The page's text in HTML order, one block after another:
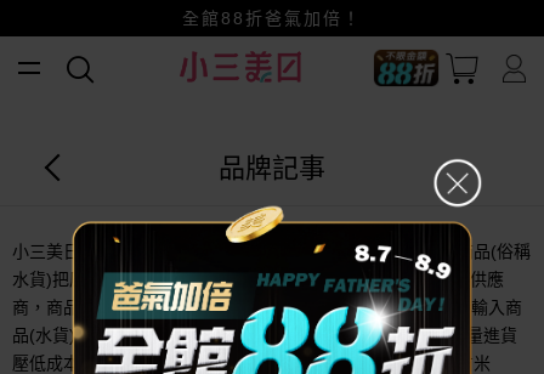
賺美幣~換好禮~立即換GO~
小三美日x全支付~美幣+全點折上折超划算
全館88折爸氣加倍！
品牌記事
小三美日於拍賣時期至今已成立15年，從當初引進平行輸入商品(俗稱
水貨)把原產地價格帶回來給我們的消費者，到現在有1,200個供應
商，商品來源包含：原廠公司貨、代理商貨、貿易商代購平行輸入商
品(水貨)；為了堅持上架的每一款商品皆為現貨，以及能夠大量進貨
壓低成本，滿足薄利多銷的原則，我們於鹿港蓋設10,000平方米